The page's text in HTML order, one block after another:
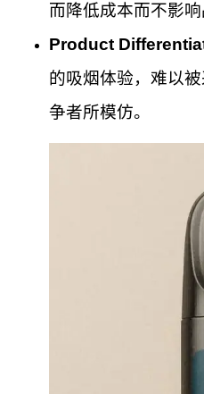
而降低成本而不影响
Product
的吸烟体验，难以
争者所模仿。